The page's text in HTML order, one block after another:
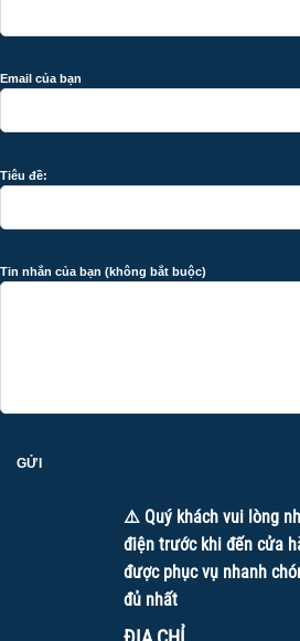
Chảo công nghiệp cho phép nấu
Nhôm và inox là hai vật liệu dẫn
chín đều, giữ được hương vị và
chảo nhôm công nghiệp
Email của bạn
Tiêu đề:
Tin nhắn của bạn (không bắt buộc)
⚠️ Quý khách vui lòng
điện trước khi đến cửa
được phục vụ nhanh
đủ nhất